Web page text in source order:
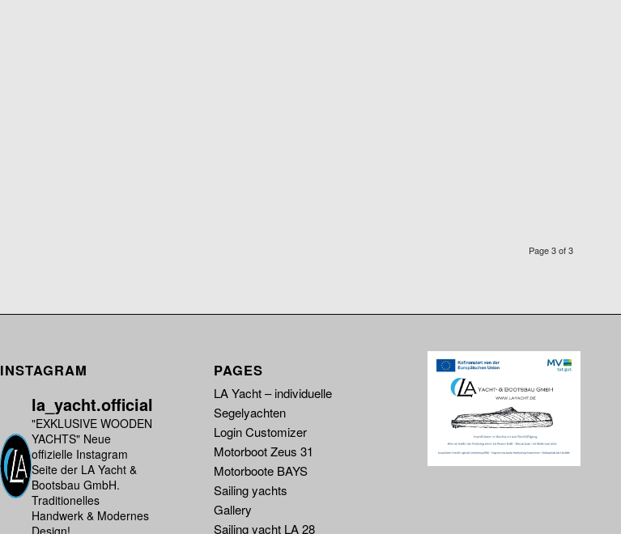
Page 3 of 3
INSTAGRAM
la_yacht.official
"EXKLUSIVE WOODEN
YACHTS" Neue
offizielle Instagram
Seite der LA Yacht &
Bootsbau GmbH.
Traditionelles
Handwerk & Modernes
Design!
PAGES
LA Yacht – individuelle
Segelyachten
Login Customizer
Motorboot Zeus 31
Motorboote BAYS
Sailing yachts
Gallery
Sailing yacht LA 28